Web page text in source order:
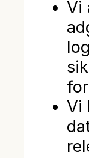
Vi
Vi